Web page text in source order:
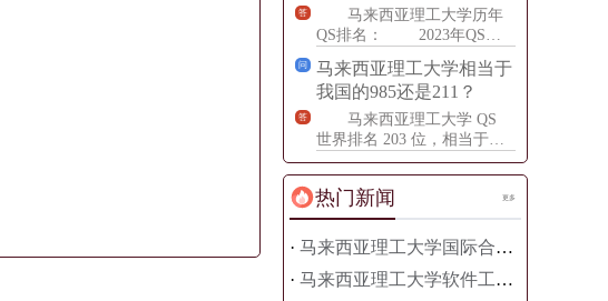
答
马来西亚理工大学历年
QS排名： 2023年QS世
的QS世界
问
马来西亚理工大学相当于
我国的985还是211？
答
马来西亚理工大学 QS
世界排名 203 位，相当于国
内 985 和 211 双一流高校，
教学水
热门新闻
· 马来西亚理工大学国际合作项目曝光，原来资源这么强，很多人申请前完全低估了
· 马来西亚理工大学软件工程硕士就业率高吗？真实情况来了
更多